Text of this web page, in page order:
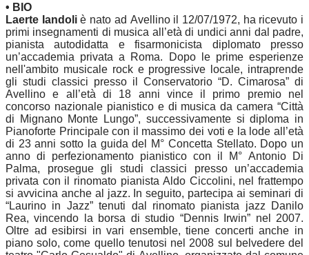
• BIO
Laerte Iandoliè nato ad Avellino il 12/07/1972, ha ricevuto i
primi insegnamenti di musica all’età di undici anni dal padre,
pianista autodidatta e fisarmonicista diplomato presso
un’accademia privata a Roma. Dopo le prime esperienze
nell'ambito musicale rock e progressive locale, intraprende
gli studi classici presso il Conservatorio “D. Cimarosa” di
Avellino e all’età di 18 anni vince il primo premio nel
concorso nazionale pianistico e di musica da camera “Città
di Mignano Monte Lungo”, successivamente si diploma in
Pianoforte Principale con il massimo dei voti e la lode all’età
di 23 anni sotto la guida del M° Concetta Stellato. Dopo un
anno di perfezionamento pianistico con il M° Antonio Di
Palma, prosegue gli studi classici presso un’accademia
privata con il rinomato pianista Aldo Ciccolini, nel frattempo
si avvicina anche al jazz. In seguito, partecipa ai seminari di
“Laurino in Jazz” tenuti dal rinomato pianista jazz Danilo
Rea, vincendo la borsa di studio “Dennis Irwin” nel 2007.
Oltre ad esibirsi in vari ensemble, tiene concerti anche in
piano solo, come quello tenutosi nel 2008 sul belvedere del